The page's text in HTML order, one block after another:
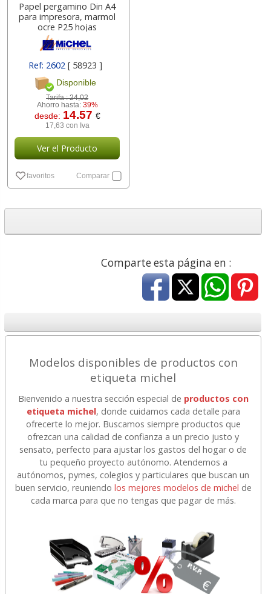
Papel pergamino Din A4
para impresora, marmol
ocre P25 hojas
Ref: 2602[ 58923 ]
Disponible
Tarifa :24,02
Ahorro hasta: 39%
desde: 14.57 €
17,63 con Iva
Ver el Producto
favoritos Comparar
Comparte esta página en :
Modelos disponibles de productos con
etiqueta michel
Bienvenido a nuestra sección especial de productos con
etiqueta michel, donde cuidamos cada detalle para
ofrecerte lo mejor. Buscamos siempre productos que
ofrezcan una calidad de confianza a un precio justo y
sensato, perfecto para ajustar los gastos del hogar o de
tu pequeño proyecto autónomo. Atendemos a
autónomos, pymes, colegios y particulares que buscan un
buen servicio, reuniendo los mejores modelos de michel de
cada marca para que no tengas que pagar de más.